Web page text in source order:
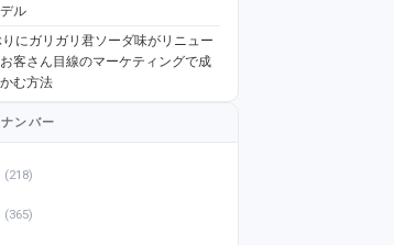
ル
にガリガリ君ソーダ味がリニュー
客さん目線のマーケティングで成
む方法
ンバー
(218)
(365)